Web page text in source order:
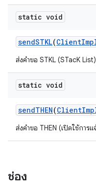
static void
sendSTKL(Client
ส่งคำขอ STKL (STacK
static void
sendTHEN(Client
ส่งคำขอ THEN (เปิดใช้การ
ช่อง